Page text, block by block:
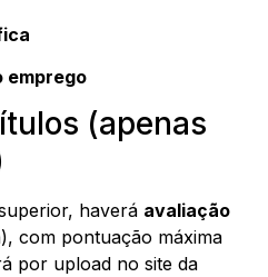
emprego
(apenas
haverá avaliação
com pontuação máxima
por upload no site da